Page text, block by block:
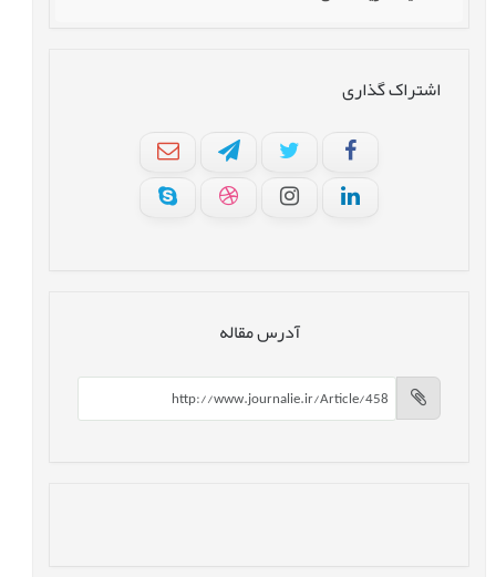
اشتراک گذاری
آدرس مقاله